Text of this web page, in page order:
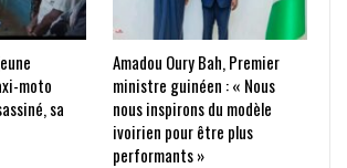
moto
sa
Amadou Oury Bah, Premier
ministre guinéen : « Nous
nous inspirons du modèle
ivoirien pour être plus
performants »